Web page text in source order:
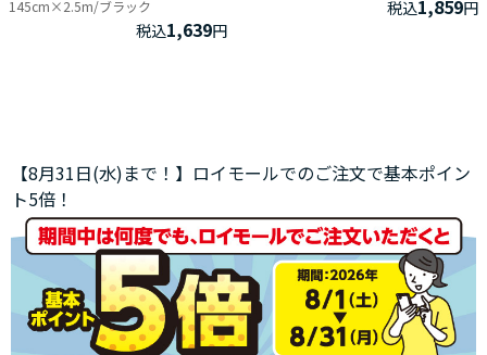
145cm×2.5m/ブラック
税込1,639円
税込1,859円
【8月31日(水)まで！】ロイモールでのご注文で基本ポイン
ト5倍！